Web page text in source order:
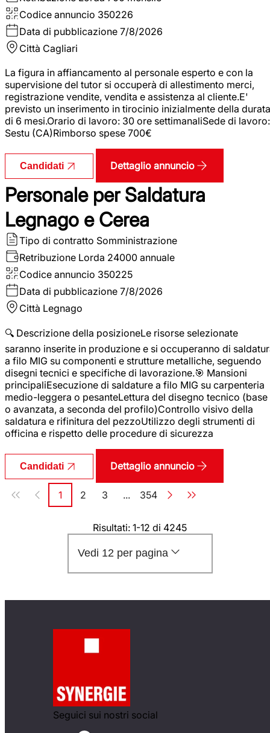
Codice annuncio 350226
Data di pubblicazione 7/8/2026
Città Cagliari
La figura in affiancamento al personale esperto e con la
supervisione del tutor si occuperà di allestimento merci,
registrazione vendite, vendita e assistenza al cliente.E'
previsto un inserimento in tirocinio inizialmente della durata
di 6 mesi.Orario di lavoro: 30 ore settimanaliSede di lavoro:
Sestu (CA)Rimborso spese 700€
Candidati Dettaglio annuncio
Personale per Saldatura
Legnago e Cerea
Tipo di contratto Somministrazione
Retribuzione Lorda 24000 annuale
Codice annuncio 350225
Data di pubblicazione 7/8/2026
Città Legnago
🔍 Descrizione della posizioneLe risorse selezionate
saranno inserite in produzione e si occuperanno di
a filo MIG su componenti e strutture metalliche, seguendo
disegni tecnici e specifiche di lavorazione.🎯 Mansioni
principaliEsecuzione di saldature a filo MIG su carpenteria
medio-leggera o pesanteLettura del disegno tecnico (base
o avanzata, a seconda del profilo)Controllo visivo della
saldatura e rifinitura del pezzoUtilizzo degli strumenti di
officina e rispetto delle procedure di sicurezza
Candidati Dettaglio annuncio
Paginazione
Pagina
1 Pagina
2 Pagina
3 ... Pagina
354
Risultati: 1-12 di 4245
Vedi 12 per pagina
Seguici sui nostri social